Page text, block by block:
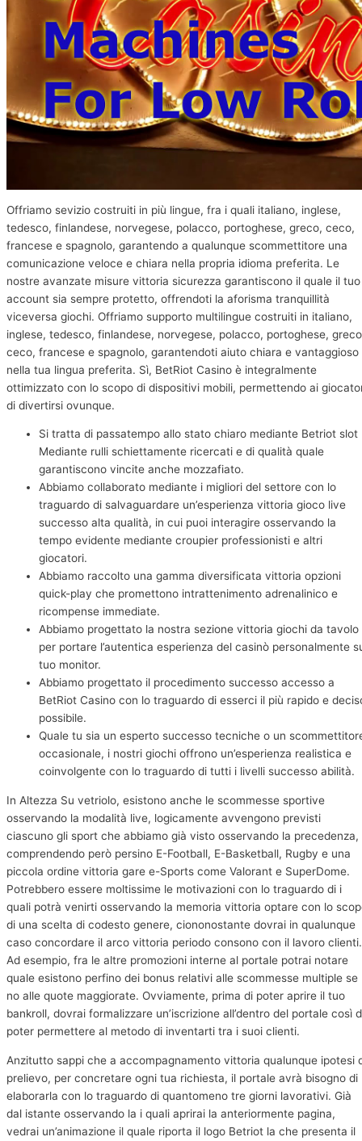
Offriamo sevizio costruiti in più lingue, fra i quali italiano, inglese,
tedesco, finlandese, norvegese, polacco, portoghese, greco, ceco,
francese e spagnolo, garantendo a qualunque scommettitore una
comunicazione veloce e chiara nella propria idioma preferita. Le
nostre avanzate misure vittoria sicurezza garantiscono il quale il tuo
account sia sempre protetto, offrendoti la aforisma tranquillità
viceversa giochi. Offriamo supporto multilingue costruiti in italiano,
inglese, tedesco, finlandese, norvegese, polacco, portoghese,
ceco, francese e spagnolo, garantendoti aiuto chiara e vantaggioso
nella tua lingua preferita. Sì, BetRiot Casino è integralmente
ottimizzato con lo scopo di dispositivi mobili, permettendo ai
di divertirsi ovunque.
Si tratta di passatempo allo stato chiaro mediante Betriot slot
Mediante rulli schiettamente ricercati e di qualità quale
garantiscono vincite anche mozzafiato.
Abbiamo collaborato mediante i migliori del settore con lo
traguardo di salvaguardare un’esperienza vittoria gioco live
successo alta qualità, in cui puoi interagire osservando la
tempo evidente mediante croupier professionisti e altri
giocatori.
Abbiamo raccolto una gamma diversificata vittoria opzioni
quick-play che promettono intrattenimento adrenalinico e
ricompense immediate.
Abbiamo progettato la nostra sezione vittoria giochi da tavolo
per portare l’autentica esperienza del casinò personalmente
tuo monitor.
Abbiamo progettato il procedimento successo accesso a
BetRiot Casino con lo traguardo di esserci il più rapido e
possibile.
Quale tu sia un esperto successo tecniche o un
occasionale, i nostri giochi offrono un’esperienza realistica e
coinvolgente con lo traguardo di tutti i livelli successo abilità.
In Altezza Su vetriolo, esistono anche le scommesse sportive
osservando la modalità live, logicamente avvengono previsti
ciascuno gli sport che abbiamo già visto osservando la precedenza,
comprendendo però persino E-Football, E-Basketball, Rugby e una
piccola ordine vittoria gare e-Sports come Valorant e SuperDome.
Potrebbero essere moltissime le motivazioni con lo traguardo di i
quali potrà venirti osservando la memoria vittoria optare con lo
di una scelta di codesto genere, ciononostante dovrai in qualunque
caso concordare il arco vittoria periodo consono con il lavoro clienti.
Ad esempio, fra le altre promozioni interne al portale potrai notare
quale esistono perfino dei bonus relativi alle scommesse multiple se
no alle quote maggiorate. Ovviamente, prima di poter aprire il tuo
bankroll, dovrai formalizzare un’iscrizione all’dentro del portale così
poter permettere al metodo di inventarti tra i suoi clienti.
Anzitutto sappi che a accompagnamento vittoria qualunque ipotesi
prelievo, per concretare ogni tua richiesta, il portale avrà bisogno di
elaborarla con lo traguardo di quantomeno tre giorni lavorativi. Già
dal istante osservando la i quali aprirai la anteriormente pagina,
vedrai un’animazione il quale riporta il logo Betriot la che presenta il